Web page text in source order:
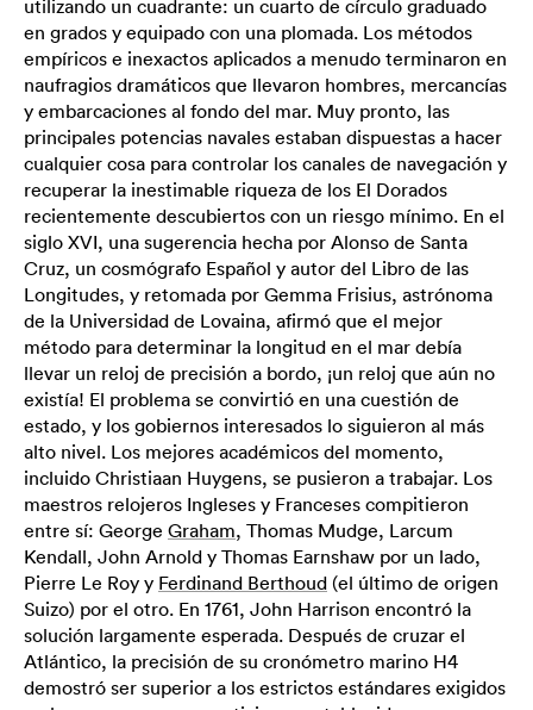
utilizando un cuadrante: un cuarto de círculo graduado
en grados y equipado con una plomada. Los métodos
empíricos e inexactos aplicados a menudo terminaron en
naufragios dramáticos que llevaron hombres, mercancías
y embarcaciones al fondo del mar. Muy pronto, las
principales potencias navales estaban dispuestas a hacer
cualquier cosa para controlar los canales de navegación y
recuperar la inestimable riqueza de los El Dorados
recientemente descubiertos con un riesgo mínimo. En el
siglo XVI, una sugerencia hecha por Alonso de Santa
Cruz, un cosmógrafo Español y autor del Libro de las
Longitudes, y retomada por Gemma Frisius, astrónoma
de la Universidad de Lovaina, afirmó que el mejor
método para determinar la longitud en el mar debía
llevar un reloj de precisión a bordo, ¡un reloj que aún no
existía! El problema se convirtió en una cuestión de
estado, y los gobiernos interesados ​​lo siguieron al más
alto nivel. Los mejores académicos del momento,
incluido Christiaan Huygens, se pusieron a trabajar. Los
maestros relojeros Ingleses y Franceses compitieron
entre sí: George Graham, Thomas Mudge, Larcum
Kendall, John Arnold y Thomas Earnshaw por un lado,
Pierre Le Roy y Ferdinand Berthoud (el último de origen
Suizo) por el otro. En 1761, John Harrison encontró la
solución largamente esperada. Después de cruzar el
Atlántico, la precisión de su cronómetro marino H4
demostró ser superior a los estrictos estándares exigidos